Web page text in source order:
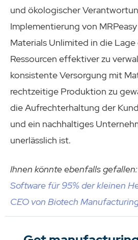
und ökologischer
Implementierung von
Materials Unlimited in die
Ressourcen effektiver zu
konsistente Versorgung mit
rechtzeitige Produktion zu
die Aufrechterhaltung der
und ein nachhaltiges
unerlässlich ist.
Ihnen könnte ebenfalls gefallen:
Software für 95% der kleinen
CEO von Biotech